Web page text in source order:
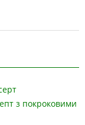
з покроковими